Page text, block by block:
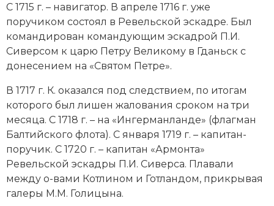
Политическая история
Революции и народные движения
Религия и церковь
Россия
Северная Америка
Социально-экономическая история
Специальные исторические дисциплины
СССР
С 1715 г. – навигатор. В апреле 1716 г. уже
поручиком состоял в Ревельской эскадре. Был
командирован командующим эскадрой П.И.
Сиверсом к царю Петру Великому в Гданьск с
донесением на «Святом Петре».
В 1717 г. К. оказался под следствием, по итогам
которого был лишен жалования сроком на три
месяца. С 1718 г. – на «Ингерманланде» (флагман
Балтийского флота). С января 1719 г. – капитан-
поручик. С 1720 г. – капитан «Армонта»
Ревельской эскадры П.И. Сиверса. Плавали
между о-вами Котлином и Готландом, прикрывая
галеры М.М. Голицына.